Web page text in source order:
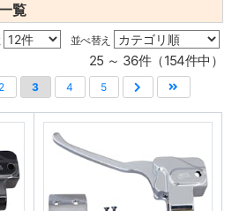
覧
並べ替え
25 ～ 36件（154件中）
2 3 4 5